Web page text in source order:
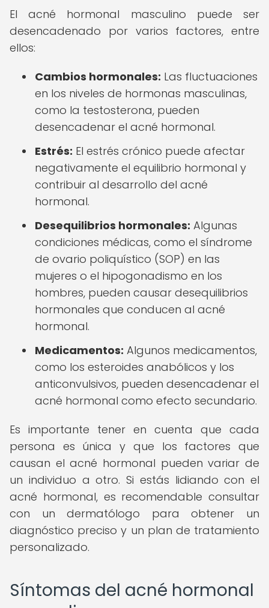
El acné hormonal masculino puede ser
desencadenado por varios factores, entre
ellos:
Cambios hormonales: Las fluctuaciones
en los niveles de hormonas masculinas,
como la testosterona, pueden
desencadenar el acné hormonal.
Estrés: El estrés crónico puede afectar
negativamente el equilibrio hormonal y
contribuir al desarrollo del acné
hormonal.
Desequilibrios hormonales: Algunas
condiciones médicas, como el síndrome
de ovario poliquístico (SOP) en las
mujeres o el hipogonadismo en los
hombres, pueden causar desequilibrios
hormonales que conducen al acné
hormonal.
Medicamentos: Algunos medicamentos,
como los esteroides anabólicos y los
anticonvulsivos, pueden desencadenar el
acné hormonal como efecto secundario.
Es importante tener en cuenta que cada
persona es única y que los factores que
causan el acné hormonal pueden variar de
un individuo a otro. Si estás lidiando con el
acné hormonal, es recomendable consultar
con un dermatólogo para obtener un
diagnóstico preciso y un plan de tratamiento
personalizado.
Síntomas del acné hormonal